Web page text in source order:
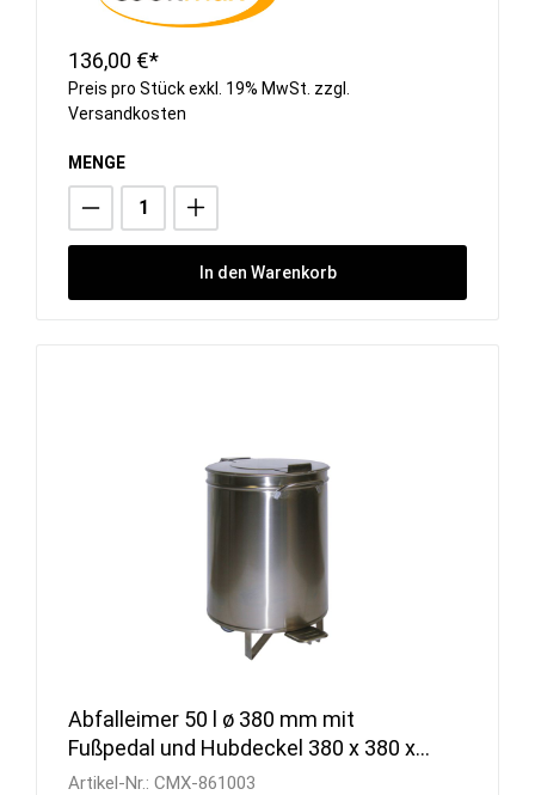
136,00 €*
Preis pro Stück exkl. 19% MwSt. zzgl.
Versandkosten
MENGE
In den Warenkorb
Abfalleimer 50 l ø 380 mm mit
Fußpedal und Hubdeckel 380 x 380 x
605 mm
Artikel-Nr.: CMX-861003